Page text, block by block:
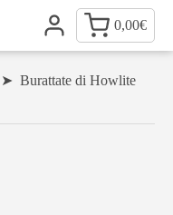
0,00€
➤ Burattate di Howlite